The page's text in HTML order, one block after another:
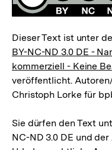
Dieser Text ist unter
BY-NC-ND 3.0 DE -
kommerziell - Keine
veröffentlicht.
Christoph Lorke für
Sie dürfen den Text
NC-ND 3.0 DE und